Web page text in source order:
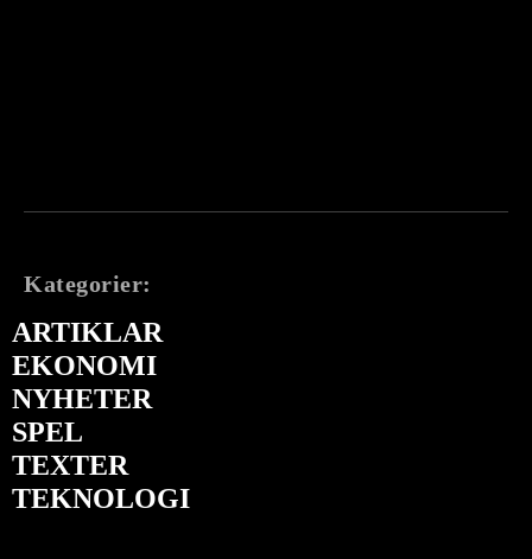
Kategorier:
ARTIKLAR
EKONOMI
NYHETER
SPEL
TEXTER
TEKNOLOGI